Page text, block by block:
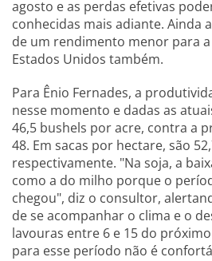
agosto e as perdas efetivas
conhecidas mais adiante. Ainda
de um rendimento menor para
Estados Unidos também.
Para Ênio Fernades, a
nesse momento e dadas as
46,5 bushels por acre, contra a
48. Em sacas por hectare, são
respectivamente. "Na soja, a
como a do milho porque o
chegou", diz o consultor,
de se acompanhar o clima e o
lavouras entre 6 e 15 do
para esse período não é